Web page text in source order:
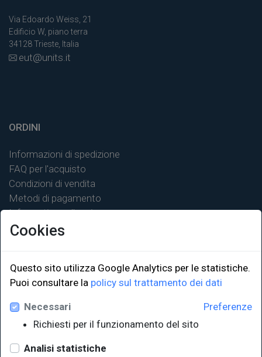
Via Edoardo Weiss, 21
Edificio W, piano terra
34128 Trieste, Italia
eut@units.it
ORDINI
Informazioni di spedizione
FAQ per l'acquisto
Condizioni di vendita
Metodi di pagamento
Informativa sulla privacy
LINK ISTITUZIONALI
Università degli Studi di Trieste
Sistema Bibliotecario di Ateneo
Cookies
Questo sito utilizza Google Analytics per le statistiche.
Puoi consultare la policy sul trattamento dei dati
Preferenze
Necessari
Richiesti per il funzionamento del sito
Analisi statistiche